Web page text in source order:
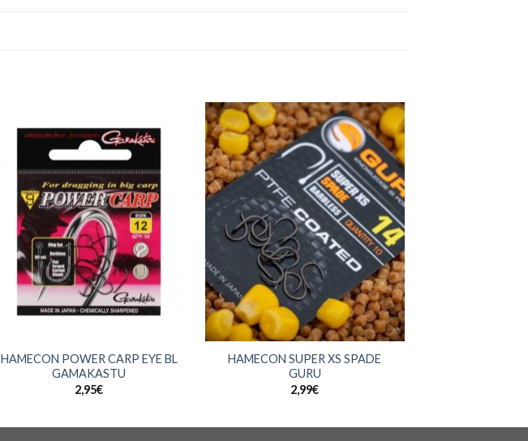
HAMECON POWER CARP EYE BL
GAMAKASTU
2,95€
+
HAMECON SUPER XS SPADE
GURU
2,99€